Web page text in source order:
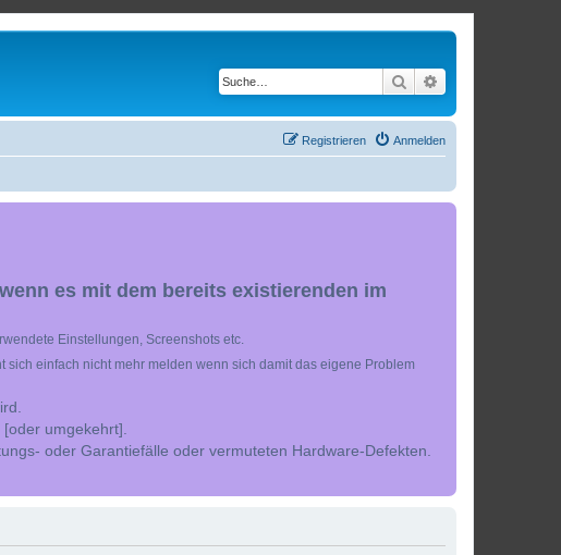
Suche
Anmelden
Registrieren
es mit dem bereits existierenden im
Einstellungen, Screenshots etc.
sich einfach nicht mehr melden wenn sich damit das eigene Problem
umgekehrt].
oder Garantiefälle oder vermuteten Hardware-Defekten.